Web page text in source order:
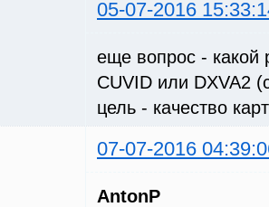
05-07-2016
еще вопрос - какой
CUVID или DXVA2
цель - качество
07-07-2016
AntonP